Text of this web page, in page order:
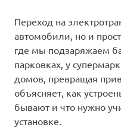
фото
стоимость
Переход на
автомобили, но и
где мы подзаряжаем
парковках, у
домов, превращая
объясняет, как
бывают и что нужно
установке.